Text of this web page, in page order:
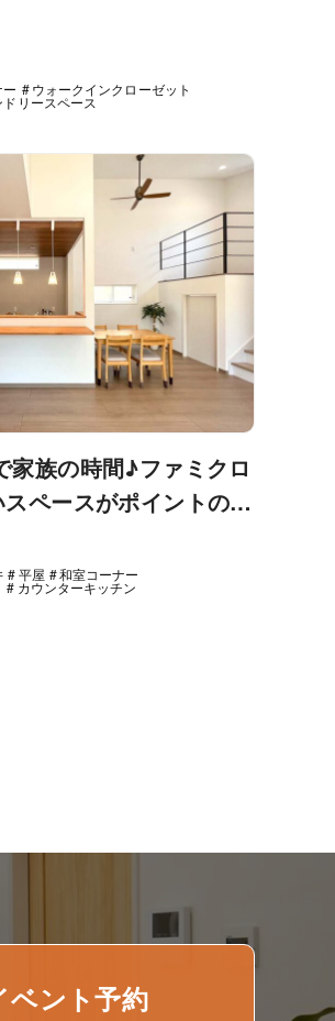
ウォークインクローゼット
ドリースペース
家族の時間♪ファミクロ
ペースがポイントの平
平屋 和室コーナー
カウンターキッチン
ベント予約